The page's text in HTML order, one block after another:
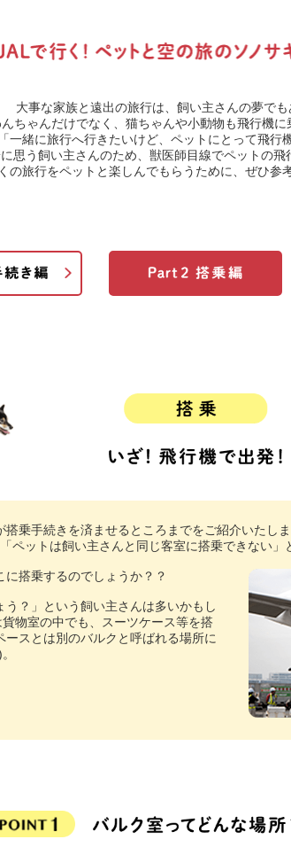
大事な家族と遠出の旅行は、飼い主さんの夢でも
ちゃんだけでなく、猫ちゃんや小動物も飛行機に
「一緒に旅行へ行きたいけど、ペットにとって飛行
思う飼い主さんのため、獣医師目線でペットの飛
の旅行をペットと楽しんでもらうために、ぜひ参
搭乗手続きを済ませるところまでをご紹介いたし
ペットは飼い主さんと同じ客室に搭乗できない
に搭乗するのでしょうか？？
う？」という飼い主さんは多いかもし
物室の中でも、スーツケース等を搭
ースとは別のバルクと呼ばれる場所に